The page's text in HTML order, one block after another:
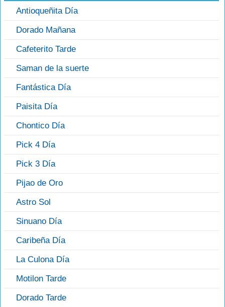
Antioqueñita Día
Dorado Mañana
Cafeterito Tarde
Saman de la suerte
Fantástica Día
Paisita Día
Chontico Día
Pick 4 Día
Pick 3 Día
Pijao de Oro
Astro Sol
Sinuano Día
Caribeña Día
La Culona Día
Motilon Tarde
Dorado Tarde